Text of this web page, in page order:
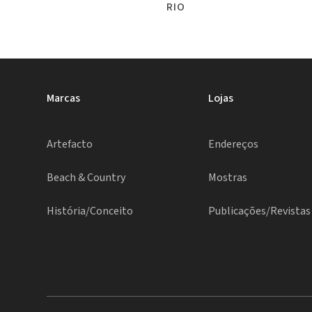
RIO
Marcas
Artefacto
Beach & Country
História/Conceito
Lojas
Endereços
Mostras
Publicações/Revistas